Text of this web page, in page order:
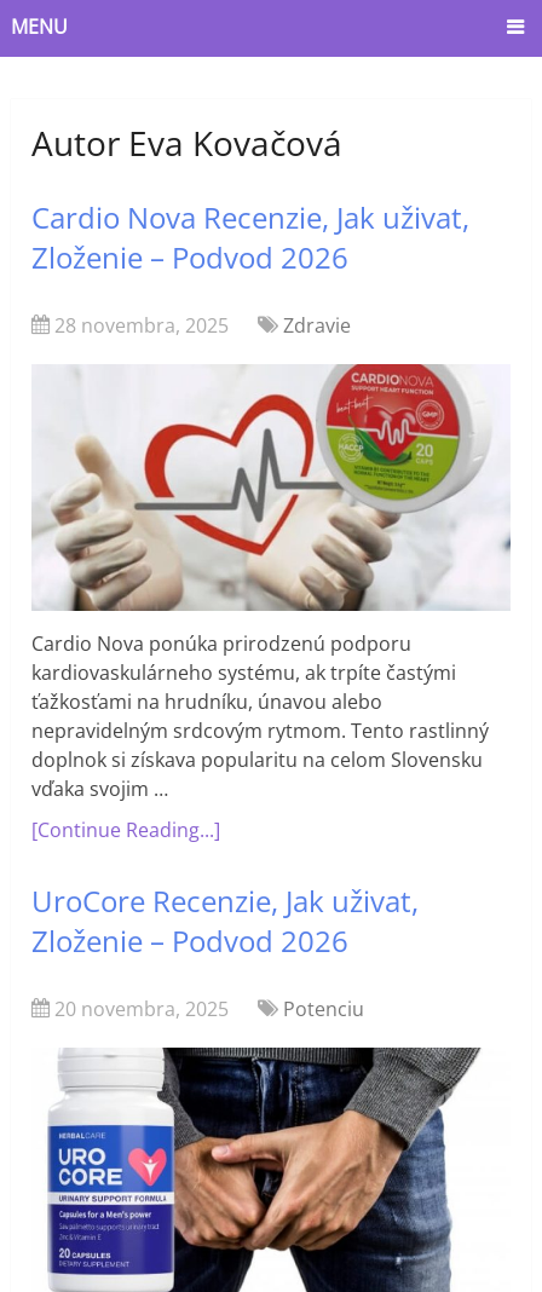
MENU
Autor Eva Kovačová
Cardio Nova Recenzie, Jak uživat,
Zloženie – Podvod 2026
28 novembra, 2025 Zdravie
Cardio Nova ponúka prirodzenú podporu
kardiovaskulárneho systému, ak trpíte častými
ťažkosťami na hrudníku, únavou alebo
nepravidelným srdcovým rytmom. Tento rastlinný
doplnok si získava popularitu na celom Slovensku
vďaka svojim …
[Continue Reading...]
UroCore Recenzie, Jak uživat,
Zloženie – Podvod 2026
20 novembra, 2025 Potenciu